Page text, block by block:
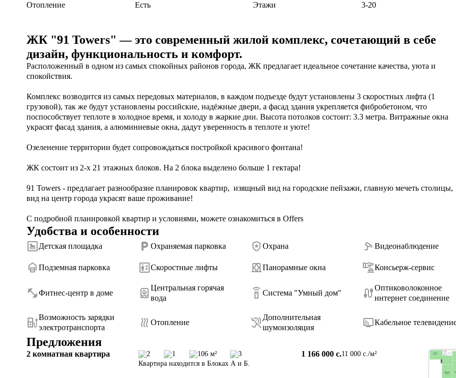
Отопление Есть Этажи 3-20
ЖК "91 Towers" — это современный жилой комплекс, сочетающий в себе
дизайн, функциональность и комфорт.
Расположенный в одном из самых спокойных районов города, ЖК предлагает идеальное сочетание качества, уюта и
спокойствия.
Комплекс возводится из самых передовых материалов, в каждом подъезде будут установлены 3 скоростных лифта (1
грузовой), так же будут установлены российские, надёжные двери, а фасад здания укрепляется фибробетоном, что
поспособствует теплоте в холодное время, и холоду в жаркие дни. Высота потолков состоит: 3.3 метра. Витражные окна
украсят фасад здания, а алюминиевые окна, дадут уверенность в теплоте и уюте!
Озеленение территории будет сопровождаться постройкой красивого фонтана!
ЖК состоит из 2-х 21 этажных блоков. На 2 блока выделено больше 1 гектара!
91 Towers - предлагает разнообразие планировок квартир,  изящный вид на городские пейзажи, главную мечеть столицы,
вид на центр города украсят ваше проживание!
С подробной планировкой квартир и условиями, можете ознакомиться в Offers
Удобства и особенности
Детская площадка Охраняемая парковка Охрана Видеонаблюдение
Подземная парковка Скоростные лифты Панорамные окна Консьерж-сервис
Фитнес-центр в доме
Центральная горячая
вода
Система "Умный дом"
Оптиковолоконное
интернет соединение
Возможность зарядки
электротранспорта
Отопление
Дополнительная
шумоизоляция
Кабельное
Предложения
2 комнатная квартира 2 1 106 м² 3 1 166 000 c.11 000 c./м²
Квартира находится в Блоках А и Б.